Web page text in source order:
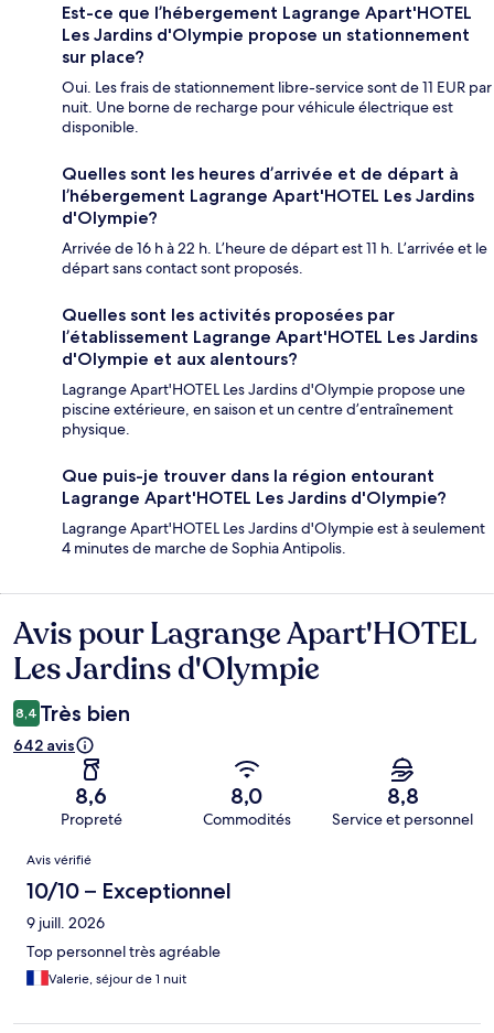
Est-ce que l’hébergement Lagrange Apart'HOTEL
Les Jardins d'Olympie propose un stationnement
sur place?
Oui. Les frais de stationnement libre-service sont de 11 EUR par
nuit. Une borne de recharge pour véhicule électrique est
disponible.
Quelles sont les heures d’arrivée et de départ à
l’hébergement Lagrange Apart'HOTEL Les Jardins
d'Olympie?
Arrivée de 16 h à 22 h. L’heure de départ est 11 h. L’arrivée et le
départ sans contact sont proposés.
Quelles sont les activités proposées par
l’établissement Lagrange Apart'HOTEL Les Jardins
d'Olympie et aux alentours?
Lagrange Apart'HOTEL Les Jardins d'Olympie propose une
piscine extérieure, en saison et un centre d’entraînement
physique.
Que puis-je trouver dans la région entourant
Lagrange Apart'HOTEL Les Jardins d'Olympie?
Lagrange Apart'HOTEL Les Jardins d'Olympie est à seulement
4 minutes de marche de Sophia Antipolis.
Avis
Avis pour Lagrange Apart'HOTEL
Les Jardins d'Olympie
8,4 Très bien
642 avis
8,6
Propreté
8,0
Commodités
8,8
Service et personnel
Avis
Avis vérifié
10/10 – Exceptionnel
9 juill. 2026
Top personnel très agréable
Valerie, séjour de 1 nuit